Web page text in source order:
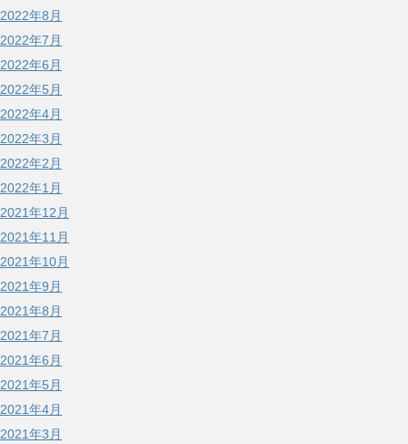
2022年8月
2022年7月
2022年6月
2022年5月
2022年4月
2022年3月
2022年2月
2022年1月
2021年12月
2021年11月
2021年10月
2021年9月
2021年8月
2021年7月
2021年6月
2021年5月
2021年4月
2021年3月